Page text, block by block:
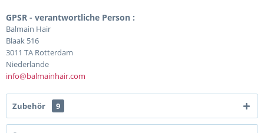
GPSR - verantwortliche Person :
Balmain Hair
Blaak 516
3011 TA Rotterdam
Niederlande
info@balmainhair.com
Zubehör 9